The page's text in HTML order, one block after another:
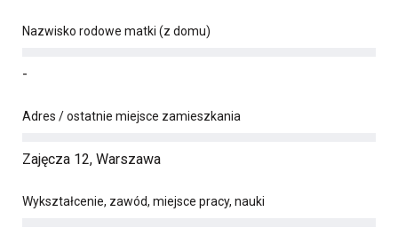
Nazwisko rodowe matki (z domu)
-
Adres / ostatnie miejsce zamieszkania
Zajęcza 12, Warszawa
Wykształcenie, zawód, miejsce pracy, nauki